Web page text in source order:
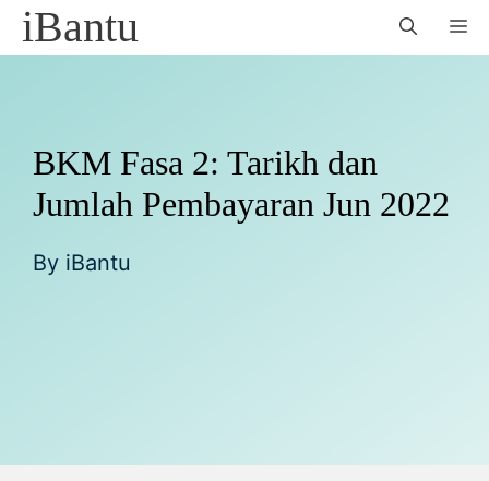
SkipiBantu
BKM Fasa 2: Tarikh dan
Jumlah Pembayaran Jun 2022
By iBantu